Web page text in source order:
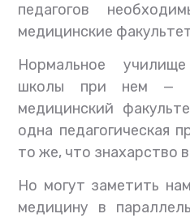
педагогов
медицинские
Нормальное
школы при нем —
медицинский
одна педагогическая
то же, что знахарство
Но могут заметить
медицину в